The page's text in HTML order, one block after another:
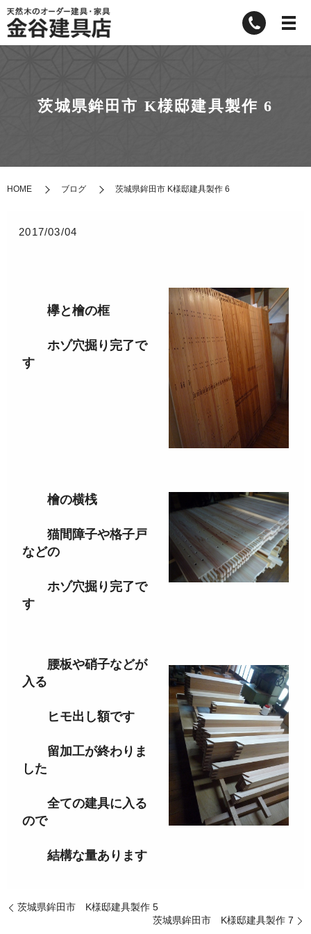
茨城県鉾田市 K様邸建具製作 6
HOME ブログ 茨城県鉾田市 K様邸建具製作 6
2017/03/04
欅と檜の框
ホゾ穴掘り完了で
す
檜の横桟
猫間障子や格子戸
などの
ホゾ穴掘り完了で
す
腰板や硝子などが
入る
ヒモ出し額です
留加工が終わりま
した
全ての建具に入る
ので
結構な量あります
茨城県鉾田市 K様邸建具製作 5
茨城県鉾田市 K様邸建具製作 7